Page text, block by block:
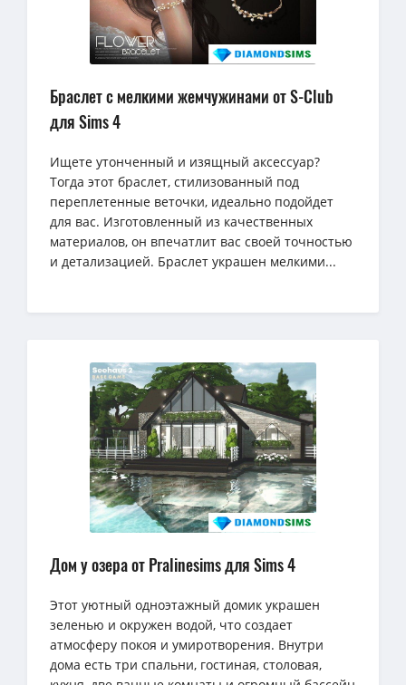
Браслет с мелкими жемчужинами от S-Club
для Sims 4
Ищете утонченный и изящный аксессуар?
Тогда этот браслет, стилизованный под
переплетенные веточки, идеально подойдет
для вас. Изготовленный из качественных
материалов, он впечатлит вас своей точностью
и детализацией. Браслет украшен мелкими...
Дом у озера от Pralinesims для Sims 4
Этот уютный одноэтажный домик украшен
зеленью и окружен водой, что создает
атмосферу покоя и умиротворения. Внутри
дома есть три спальни, гостиная, столовая,